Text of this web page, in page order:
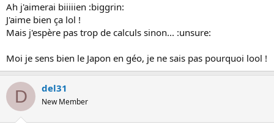
Ah j'aimerai biiiiien :biggrin:
J'aime bien ça lol !
Mais j'espère pas trop de calculs sinon... :unsure:
Moi je sens bien le Japon en géo, je ne sais pas pourquoi lool !
D del31
New Member